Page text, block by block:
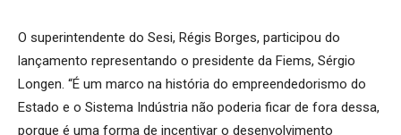
O superintendente do Sesi, Régis Borges, participou do
lançamento representando o presidente da Fiems, Sérgio
Longen. “É um marco na história do empreendedorismo do
Estado e o Sistema Indústria não poderia ficar de fora dessa,
porque é uma forma de incentivar o desenvolvimento